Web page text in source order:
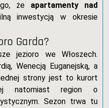
że apartamenty nad
inwestycją w okresie
Garda?
jezioro we Włoszech.
Wenecją Euganejską, a
strony jest to kurort
natomiast region o
Sezon trwa tu